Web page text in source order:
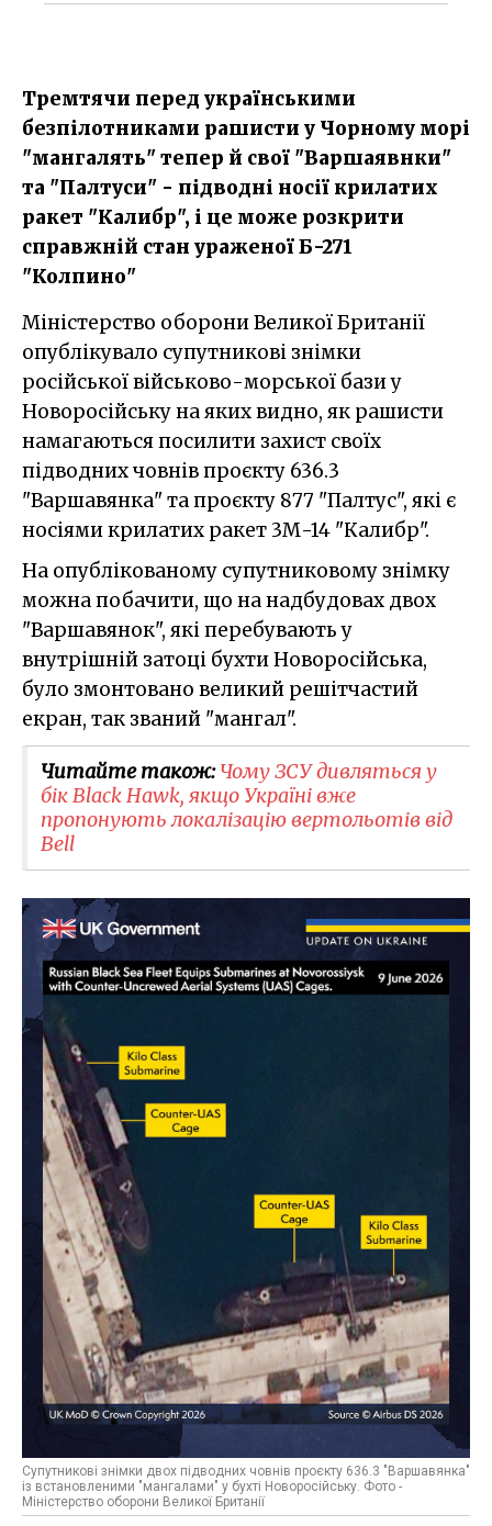
Тремтячи перед українськими
безпілотниками рашисти у Чорному морі
"мангалять" тепер й свої "Варшаявнки"
та "Палтуси" - підводні носії крилатих
ракет "Калибр", і це може розкрити
справжній стан ураженої Б-271
"Колпино"
Міністерство оборони Великої Британії
опублікувало супутникові знімки
російської військово-морської бази у
Новоросійську на яких видно, як рашисти
намагаються посилити захист своїх
підводних човнів проєкту 636.3
"Варшавянка" та проєкту 877 "Палтус", які є
носіями крилатих ракет 3М-14 "Калибр".
На опублікованому супутниковому знімку
можна побачити, що на надбудовах двох
"Варшавянок", які перебувають у
внутрішній затоці бухти Новоросійська,
було змонтовано великий решітчастий
екран, так званий "мангал".
Читайте також:Чому ЗСУ дивляться у
бік Black Hawk, якщо Україні вже
пропонують локалізацію вертольотів від
Bell
Супутникові знімки двох підводних човнів проєкту 636.3 "Варшавянка"
із встановленими "мангалами" у бухті Новоросійську. Фото -
Міністерство оборони Великої Британії